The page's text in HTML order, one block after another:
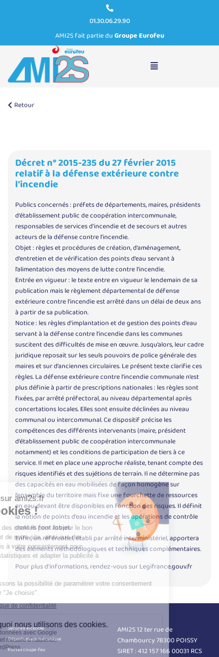
01.30.06.29.90
AMI2S fait partie duGroupe Eurofeu
Retour
Décret n° 2015-235 du 27 février 2015
relatif à la défense extérieure contre
l'incendie
Publics concernés : préfets de départements, maires, présidents
d’établissement public de coopération intercommunale,
responsables de services d’incendie et de secours et autres
acteurs de la défense contre l’incendie.
Objet : règles et procédures de création, d’aménagement,
d’entretien et de vérification des points d’eau servant à
l’alimentation des moyens de lutte contre l’incendie.
Entrée en vigueur : le texte entre en vigueur le lendemain de sa
publication mais le règlement départemental de défense
extérieure contre l’incendie est arrêté dans un délai de deux ans
à partir de sa publication.
Notice : les règles d’implantation et de gestion des points d’eau
servant à la défense contre l’incendie dans les communes
suscitent des difficultés de mise en œuvre. Jusqu’alors, leur cadre
juridique reposait sur les seuls pouvoirs de police générale des
maires et sur d’anciennes circulaires. Le présent texte clarifie ces
règles. La défense extérieure contre l’incendie communale n’est
plus définie à partir de prescriptions nationales : les règles sont
fixées, par arrêté préfectoral, au niveau départemental après
concertations locales. Elles sont ensuite déclinées au niveau
communal ou intercommunal. Ce dispositif précise les
compétences des différents intervenants (maire, président
d’établissement public de coopération intercommunale
notamment) et les conditions de participation de tiers à ce
service. Il met en place une approche réaliste, tenant compte des
risques identifiés et des sujétions de terrain. Il ne détermine pas
des capacités en eau mobilisées de façon homogène sur
l’ensemble du territoire mais fixe une fourchette de ressources
en eau devant être disponibles en fonction des risques. Il définit
la notion de points d’eau incendie et les opérations de contrôle
dont ils font l’objet.
Enfin, un référentiel, établi par arrêté interministériel, apportera
des éléments méthodologiques et techniques complémentaires.
Pour plus d’informations, rendez-vous surLegifrance.gouv.fr
Sécurité incendie
Désenfumage mécanique
Portes coupe-feu
AMI2S 12 ter rue de
Chambourcy 78300 POISSY
SIRET : 412 157 166 00031 RCS